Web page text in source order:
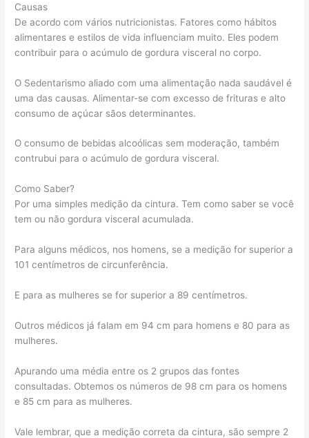
Causas
De acordo com vários nutricionistas. Fatores como hábitos
alimentares e estilos de vida influenciam muito. Eles podem
contribuir para o acúmulo de gordura visceral no corpo.
O Sedentarismo aliado com uma alimentação nada saudável é
uma das causas. Alimentar-se com excesso de frituras e alto
consumo de açúcar sãos determinantes.
O consumo de bebidas alcoólicas sem moderação, também
contrubui para o acúmulo de gordura visceral.
Como Saber?
Por uma simples medição da cintura. Tem como saber se você
tem ou não gordura visceral acumulada.
Para alguns médicos, nos homens, se a medição for superior a
101 centímetros de circunferência.
E para as mulheres se for superior a 89 centímetros.
Outros médicos já falam em 94 cm para homens e 80 para as
mulheres.
Apurando uma média entre os 2 grupos das fontes
consultadas. Obtemos os números de 98 cm para os homens
e 85 cm para as mulheres.
Vale lembrar, que a medição correta da cintura, são sempre 2